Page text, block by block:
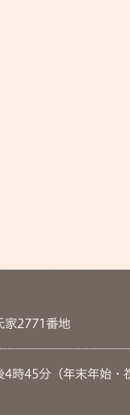
家2771番地
4時45分（年末年始・